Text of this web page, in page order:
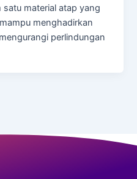
material atap yang
menghadirkan
perlindungan